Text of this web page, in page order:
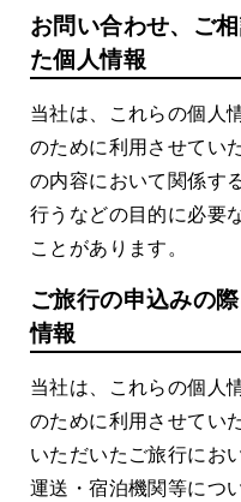
お問い合わせ、ご
た個人情報
当社は、これらの個人
のために利用させてい
の内容において関係す
行うなどの目的に必要
ことがあります。
ご旅行の申込みの
情報
当社は、これらの個人
のために利用させてい
いただいたご旅行にお
運送・宿泊機関等につ